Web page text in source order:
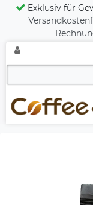
Exklusiv für